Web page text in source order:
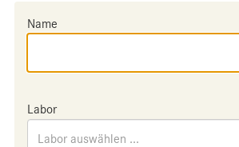
Name
Labor
Labor auswählen ...